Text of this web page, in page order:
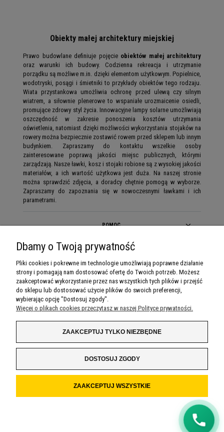
Obiekty małej architektury miejskiej
Prawo budowlane definiuje pojęcie obiektów małej architektury
oraz warunki ich budowy. Codzienna rekreacja i utrzymanie
porządku są możliwe m.in. dzięki elementom użytkowym. Popielnice,
wodotryski, posągi i śmietniki to przykłady obiektów tego rodzaju.
Wiata przystankowa umożliwia ochronę przed ulewą czy silnym
wiatrem, a siłownie plenerowe to wspaniałe urozmaicenie osiedli,
promujące zdrowy styl życia. Innowacyjne lampy solarne umożliwiają
oszczędność w zakresie ponoszenia kosztów utrzymania
oświetlenia, natomiast dzięki możliwości wykorzystania stojaków na
rowery można bezpiecznie zostawić rowem przed sklepem lub innym
budynkiem. Zapraszamy do kontaktu wszelkie osoby
zainteresowane poprawą jakości miejsc publicznych, którymi
zarządzają. Nasze ławki, kosz i stojaki robione są z wysokiej jakości
materiałów, a ich wartość użytkowa jest duża. Na naszej stronie
można sprawdzić zdjęcia, a doradcy chętnie pomogą w wyborze.
Zapraszamy do zapoznania się w nowoczesnymi ławkami i ich
parametrami.
POMOC
MOJE KONTO
PŁATNOŚCI I DOSTAWA
INFORMACJE
O NAS
Dbamy o Twoją prywatność
Pliki cookies i pokrewne im technologie umożliwiają poprawne działanie
strony i pomagają nam dostosować ofertę do Twoich potrzeb. Możesz
zaakceptować wykorzystanie przez nas wszystkich tych plików i przejść
do sklepu lub dostosować użycie plików do swoich preferencji,
wybierając opcję "Dostosuj zgody".
Więcej o plikach cookies przeczytasz w naszej Polityce prywatności.
ZAAKCEPTUJ TYLKO NIEZBĘDNE
DOSTOSUJ ZGODY
ZAAKCEPTUJ WSZYSTKIE
🇵🇱+48
Oddzwoń do mnie
Klikając "Oddzwoń do mnie" wyrażasz zgodę na
kontakt pod podanym numerem.
napisać do nas wiadomość .